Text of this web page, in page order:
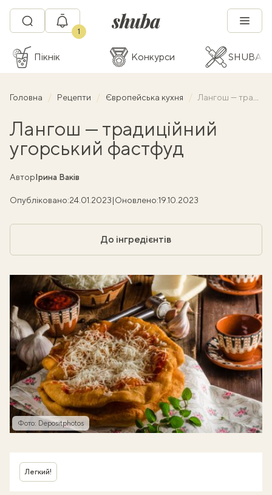
1
Пікнік Конкурси SHUBA
Головна Рецепти Європейська кухня Лангош — традиційний угорський фастфуд
Лангош — традиційний
угорський фастфуд
АвторІрина Ваків
Опубліковано:24.01.2023|Оновлено:19.10.2023
До інгредієнтів
Фото: Depositphotos
Легкий!